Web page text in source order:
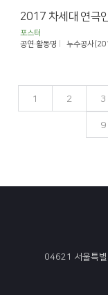
2017 차세대 연극
포스터
공연·활동명
누수공사
1 2 3
9
04621 서울특별